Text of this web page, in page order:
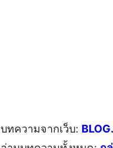
บทความจากเว็บ: